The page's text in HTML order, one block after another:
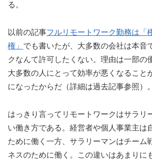
る。
以前の記事フルリモートワーク勤務は「
権」 でも書いたが、大多数の会社は本音
クなんて許可したくない。理由は一部の
大多数の人にとって効率が悪くなること
になったからだ（詳細は過去記事参照）。
はっきり言ってリモートワークはサラリ
い働き方である。経営者や個人事業主は
ために働く一方、サラリーマンはチーム
ネスのために働く。この違いはあまりに